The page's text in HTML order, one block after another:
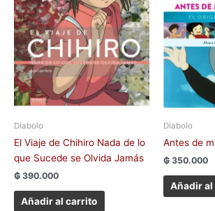
Diabolo
El Viaje de Chihiro Nada de lo
que Sucede se Olvida Jamás
₲ 390.000
Añadir al carrito
Diabolo
Antes de
₲ 350.000
Añadir